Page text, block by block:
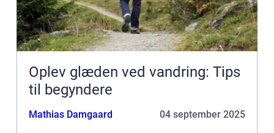
Oplev glæden ved vandring: Tips
til begyndere
Mathias Damgaard 04 september 2025